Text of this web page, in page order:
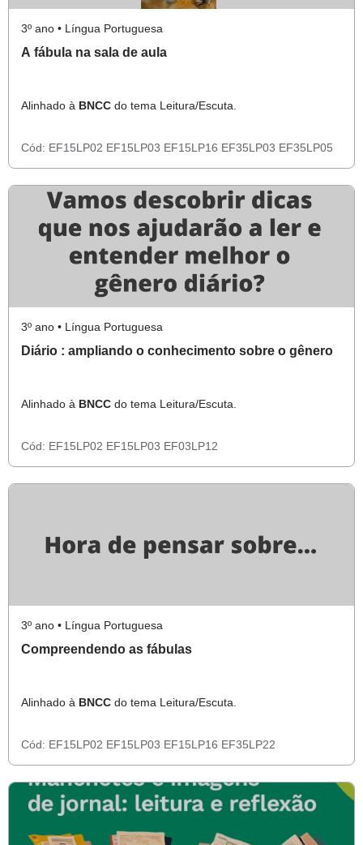
3º ano • Língua Portuguesa
A fábula na sala de aula
Alinhado à BNCC do tema Leitura/Escuta.
Cód: EF15LP02 EF15LP03 EF15LP16 EF35LP03 EF35LP05
3º ano • Língua Portuguesa
Diário : ampliando o conhecimento sobre o gênero
Alinhado à BNCC do tema Leitura/Escuta.
Cód: EF15LP02 EF15LP03 EF03LP12
3º ano • Língua Portuguesa
Compreendendo as fábulas
Alinhado à BNCC do tema Leitura/Escuta.
Cód: EF15LP02 EF15LP03 EF15LP16 EF35LP22